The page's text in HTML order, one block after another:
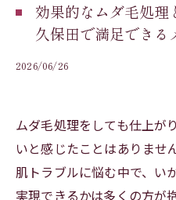
効果的なムダ毛処理
久保田で満足できる
2026/06/26
ムダ毛処理をしても仕上が
いと感じたことはありませ
肌トラブルに悩む中で、い
実現できるかは多くの方が